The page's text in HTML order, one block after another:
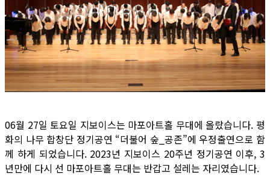
06월 27일 토요일 지보이스는 마포아트홀 무대에 올랐습니다. 평
화의 나무 합창단 정기공연 “더불어 숲_공존”에 우정출연으로 함
께 하게 되었습니다. 2023년 지보이스 20주년 정기공연 이후, 3
년만에 다시 선 마포아트홀 무대는 반갑고 설레는 자리였습니다.